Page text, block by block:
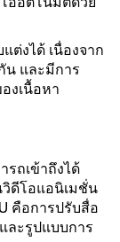
ต่งได้ เนื่องจาก
น และมีการ
งเนื้อหา
รถเข้าถึงได้
วิดีโอแอนิเมชั่น
คือการปรับสื่อ
ละรูปแบบการ